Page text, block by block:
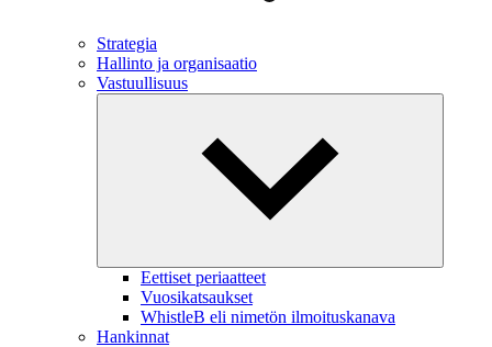
Strategia
Hallinto ja organisaatio
Vastuullisuus
Eettiset periaatteet
Vuosikatsaukset
WhistleB eli nimetön ilmoituskanava
Hankinnat